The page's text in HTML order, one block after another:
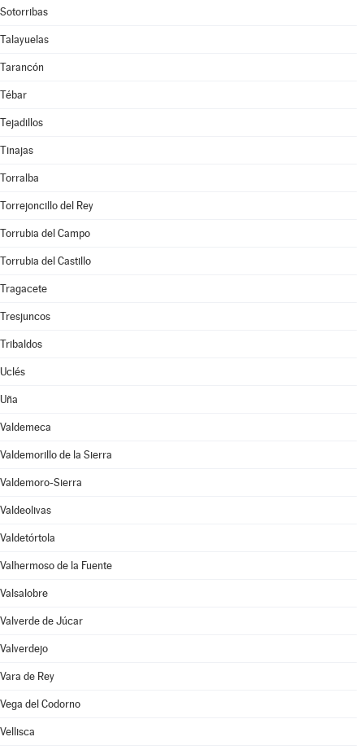
Sotorribas
Talayuelas
Tarancón
Tébar
Tejadillos
Tinajas
Torralba
Torrejoncillo del Rey
Torrubia del Campo
Torrubia del Castillo
Tragacete
Tresjuncos
Tribaldos
Uclés
Uña
Valdemeca
Valdemorillo de la Sierra
Valdemoro-Sierra
Valdeolivas
Valdetórtola
Valhermoso de la Fuente
Valsalobre
Valverde de Júcar
Valverdejo
Vara de Rey
Vega del Codorno
Vellisca